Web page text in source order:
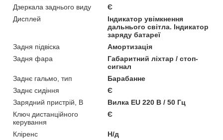
Дзеркала заднього виду
Є
Дисплей
Індикатор увімкнення
дальнього світла. Індикатор
заряду батареї
Задня підвіска
Амортизація
Задня фара
Габаритний ліхтар / стоп-
сигнал
Заднє гальмо, тип
Барабанне
Заднє сидіння
Є
Зарядний пристрій, В
Вилка EU 220 В / 50 Гц
Ключ дистанційного
керування
Є
Кліренс Н/д